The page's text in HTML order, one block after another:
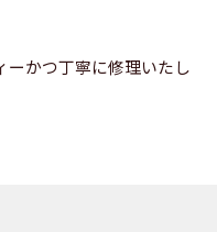
ーかつ丁寧に修理いたし